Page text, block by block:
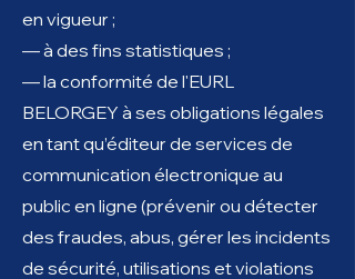
en vigueur ;
— à des fins statistiques ;
— la conformité de l'EURL
BELORGEY à ses obligations légales
en tant qu’éditeur de services de
communication électronique au
public en ligne (prévenir ou détecter
des fraudes, abus, gérer les incidents
de sécurité, utilisations et violations